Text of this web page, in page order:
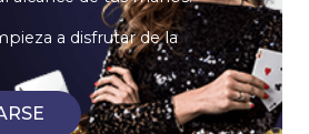
a disfrutar de la